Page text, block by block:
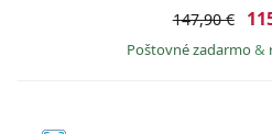
147,90 €
Poštovné zadarmo&